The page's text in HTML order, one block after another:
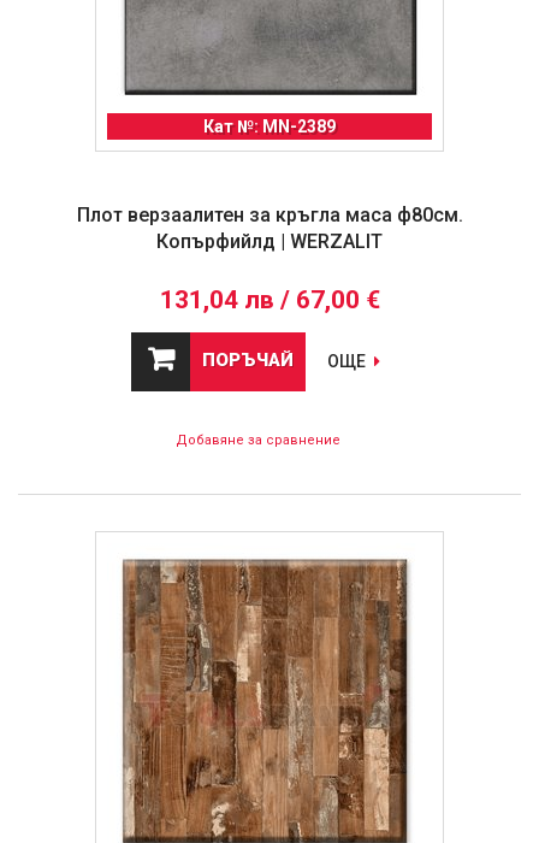
Кат №: MN-2389
Плот верзаалитен за кръгла маса ф80см.
Копърфийлд | WERZALIT
131,04 лв / 67,00 €
ПОРЪЧАЙ ОЩЕ
Добавяне за сравнение